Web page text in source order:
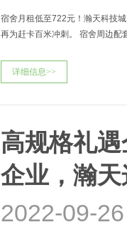
宿舍月租低至722元！瀚天科技
再为赶卡百米冲刺。 宿舍周边配
详细信息>>
高规格礼
企业，瀚
2022-09-26